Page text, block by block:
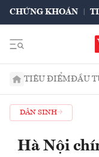
CHỨNG KHOÁN
TIÊU ĐIỂMĐẦU
DÂN SINH
Hà Nội